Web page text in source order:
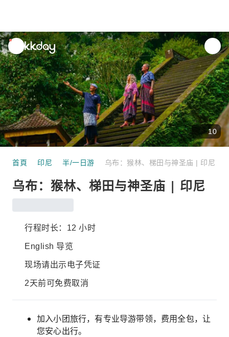
unread
notifications
10
首頁 印尼 半/一日游 乌布：猴林、梯田与神圣庙 | 印尼
乌布：猴林、梯田与神圣庙 | 印尼
行程时长：12 小时
English 导览
现场请出示电子凭证
2天前可免费取消
加入小团旅行，有专业导游带领，费用全包，让
您安心出行。